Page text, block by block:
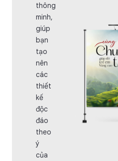
thông
minh,
giúp
bạn
tạo
nên
các
thiết
kế
độc
đáo
theo
ý
của